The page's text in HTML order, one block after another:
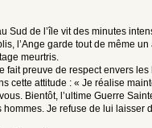
Sud de l’île vit des minutes
l’Ange garde tout de même
meurtris.
fait preuve de respect envers les
cette attitude : « Je réalise
Bientôt, l’ultime Guerre
hommes. Je refuse de lui laisser